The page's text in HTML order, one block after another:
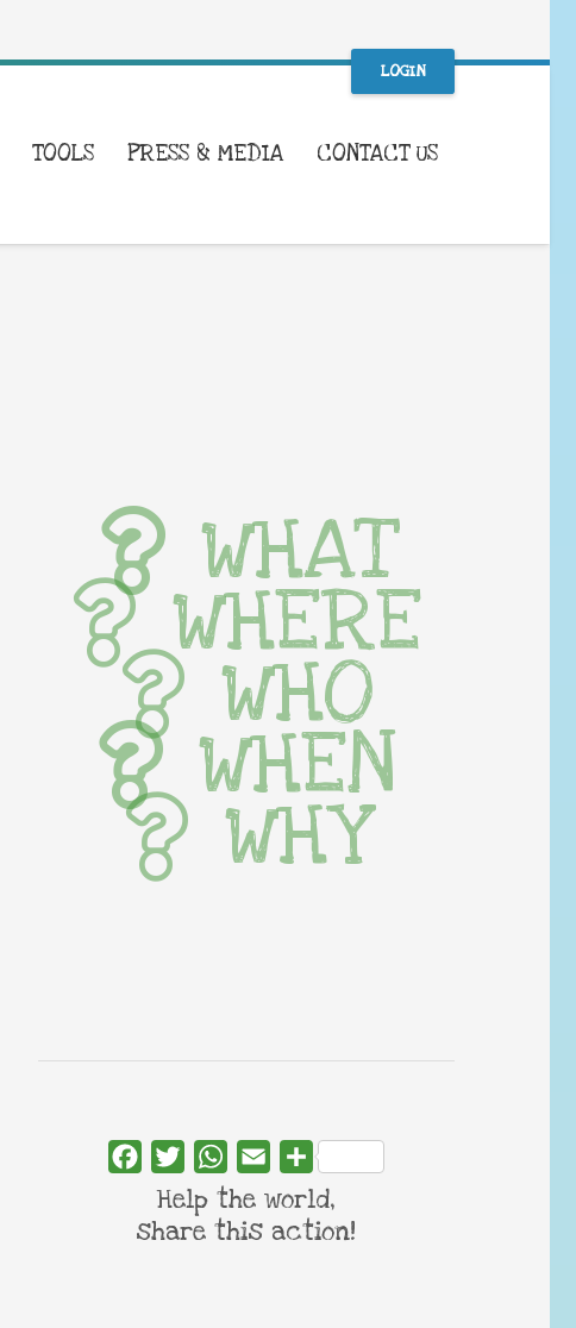
LOGIN
TOOLS PRESS & MEDIA CONTACT US
WHAT
WHERE
WHO
WHEN
WHY
FacebookTwitterWhatsApp
Email Share
Help the world,
share this action!